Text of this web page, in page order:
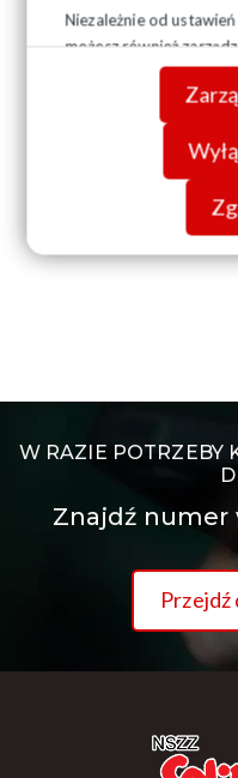
Niezależnie od
możesz również
swojej przeglądarki.
danych znajdziesz w
W RAZIE POTRZEBY
Znajdź numer